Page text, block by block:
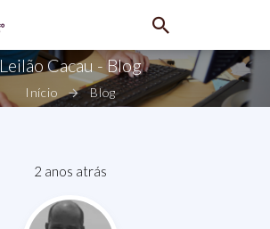
Leilão Cacau - Blog
Início Blog
2 anos atrás